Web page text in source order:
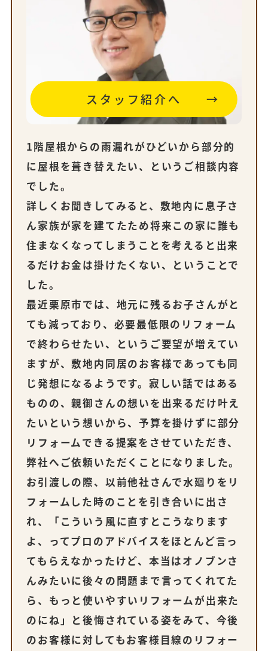
スタッフ紹介へ
1階屋根からの雨漏れがひどいから部分的
に屋根を葺き替えたい、というご相談内容
でした。
詳しくお聞きしてみると、敷地内に息子さ
ん家族が家を建てたため将来この家に誰も
住まなくなってしまうことを考えると出来
るだけお金は掛けたくない、ということで
した。
最近栗原市では、地元に残るお子さんがと
ても減っており、必要最低限のリフォーム
で終わらせたい、というご要望が増えてい
ますが、敷地内同居のお客様であっても同
じ発想になるようです。寂しい話ではある
ものの、親御さんの想いを出来るだけ叶え
たいという想いから、予算を掛けずに部分
リフォームできる提案をさせていただき、
弊社へご依頼いただくことになりました。
お引渡しの際、以前他社さんで水廻りをリ
フォームした時のことを引き合いに出さ
れ、「こういう風に直すとこうなります
よ、ってプロのアドバイスをほとんど言っ
てもらえなかったけど、本当はオノブンさ
んみたいに後々の問題まで言ってくれてた
ら、もっと使いやすいリフォームが出来た
のにね」と後悔されている姿をみて、今後
のお客様に対してもお客様目線のリフォー